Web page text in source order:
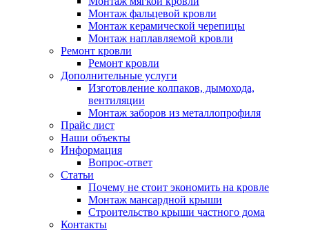
Монтаж фальцевой кровли
Монтаж керамической черепицы
Монтаж наплавляемой кровли
Ремонт кровли
Ремонт кровли
Дополнительные услуги
Изготовление колпаков, дымохода,
вентиляции
Монтаж заборов из металлопрофиля
Прайс лист
Наши объекты
Информация
Вопрос-ответ
Статьи
Почему не стоит экономить на кровле
Монтаж мансардной крыши
Строительство крыши частного дома
Контакты